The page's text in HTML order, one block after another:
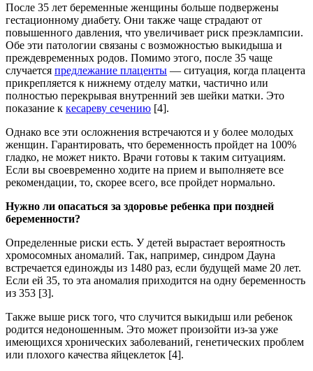
После 35 лет беременные женщины больше подвержены
гестационному диабету. Они также чаще страдают от
повышенного давления, что увеличивает риск преэклампсии.
Обе эти патологии связаны с возможностью выкидыша и
преждевременных родов. Помимо этого, после 35 чаще
случается предлежание плаценты — ситуация, когда плацента
прикрепляется к нижнему отделу матки, частично или
полностью перекрывая внутренний зев шейки матки. Это
показание к кесареву сечению [4].
Однако все эти осложнения встречаются и у более молодых
женщин. Гарантировать, что беременность пройдет на 100%
гладко, не может никто. Врачи готовы к таким ситуациям.
Если вы своевременно ходите на прием и выполняете все
рекомендации, то, скорее всего, все пройдет нормально.
Нужно ли опасаться за здоровье ребенка при поздней
беременности?
Определенные риски есть. У детей вырастает вероятность
хромосомных аномалий. Так, например, синдром Дауна
встречается единожды из 1480 раз, если будущей маме 20 лет.
Если ей 35, то эта аномалия приходится на одну беременность
из 353 [3].
Также выше риск того, что случится выкидыш или ребенок
родится недоношенным. Это может произойти из-за уже
имеющихся хронических заболеваний, генетических проблем
или плохого качества яйцеклеток [4].